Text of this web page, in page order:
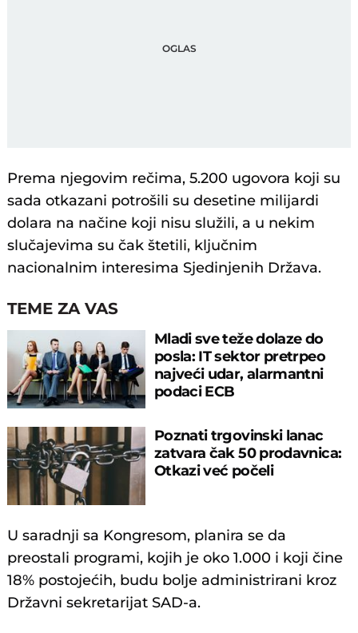
Prema njegovim rečima, 5.200 ugovora koji su
sada otkazani potrošili su desetine milijardi
dolara na načine koji nisu služili, a u nekim
slučajevima su čak štetili, ključnim
nacionalnim interesima Sjedinjenih Država.
TEME ZA VAS
Mladi sve teže dolaze do
posla: IT sektor pretrpeo
najveći udar, alarmantni
podaci ECB
Poznati trgovinski lanac
zatvara čak 50 prodavnica:
Otkazi već počeli
U saradnji sa Kongresom, planira se da
preostali programi, kojih je oko 1.000 i koji čine
18% postojećih, budu bolje administrirani kroz
Državni sekretarijat SAD-a.